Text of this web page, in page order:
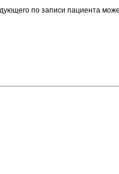
по записи пациента